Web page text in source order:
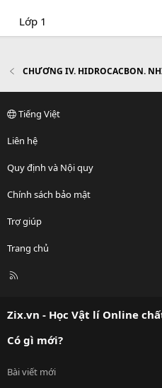
Lớp 1
CHƯƠNG IV. HIDROCACBON.
Tiếng Việt
Liên hệ
Quy định và Nội quy
Chính sách bảo mật
Trợ giúp
Trang chủ
R
Zix.vn - Học Vật lí Online
Có gì mới?
Bài viết mới